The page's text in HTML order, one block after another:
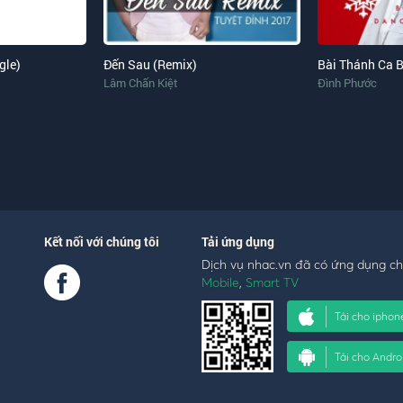
Đến Sau (Remix)
Lâm Chấn Kiệt Đình Phước
Kết nối với chúng tôi Tải ứng dụng
Dịch vụ nhac.vn đã có ứng dụng
Mobile, Smart TV
Tải cho
Tải cho